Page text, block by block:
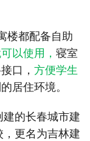
楼都配备自助
以使用，寝室
口，方便学生
居住环境。
的长春城市建
更名为吉林建